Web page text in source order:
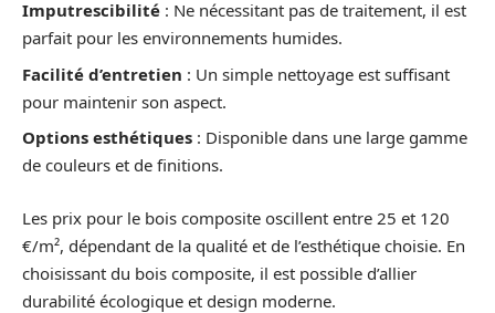
Imputrescibilité : Ne nécessitant pas de traitement, il est
parfait pour les environnements humides.
Facilité d’entretien : Un simple nettoyage est suffisant
pour maintenir son aspect.
Options esthétiques : Disponible dans une large gamme
de couleurs et de finitions.
Les prix pour le bois composite oscillent entre 25 et 120
€/m², dépendant de la qualité et de l’esthétique choisie. En
choisissant du bois composite, il est possible d’allier
durabilité écologique et design moderne.